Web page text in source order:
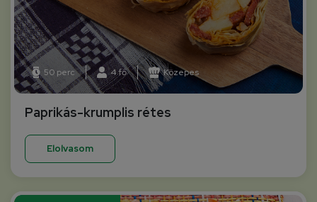
50 perc 4 fő Közepes
Paprikás-krumplis rétes
Elolvasom